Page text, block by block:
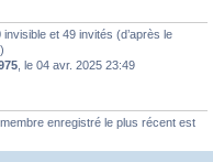
et 49 invités (d’après le
, le 04 avr. 2025 23:49
enregistré le plus récent est